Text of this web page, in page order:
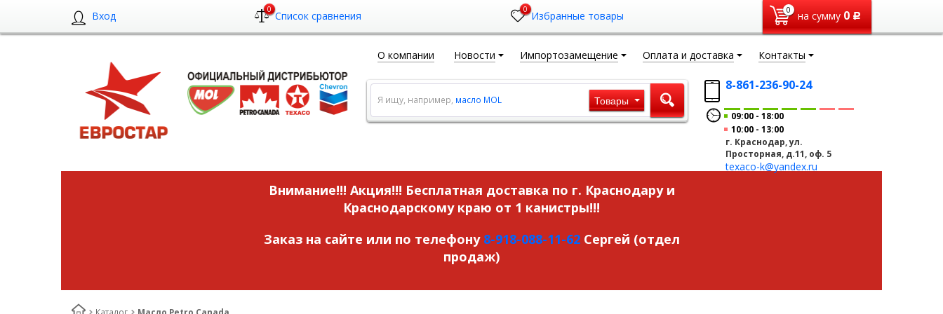
Вход 0 Список сравнения 0 Избранные товары 0 на сумму 0 Р
О компании Новости Импортозамещение Оплата и доставка Контакты
8-861-236-90-24
09:00
18:00
10:00
13:00
г. Краснодар, ул.
Просторная, д.11, оф. 5
texaco-k@yandex.ru
Я ищу, например, масло MOL Товары
Внимание!!! Акция!!! Бесплатная доставка по г. Краснодару и
Краснодарскому краю от 1 канистры!!!
Заказ на сайте или по телефону 8-918-088-11-62Сергей (отдел
продаж)